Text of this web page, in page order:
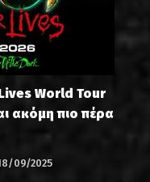
World Tour
ακόμη πιο πέρα
09/2025